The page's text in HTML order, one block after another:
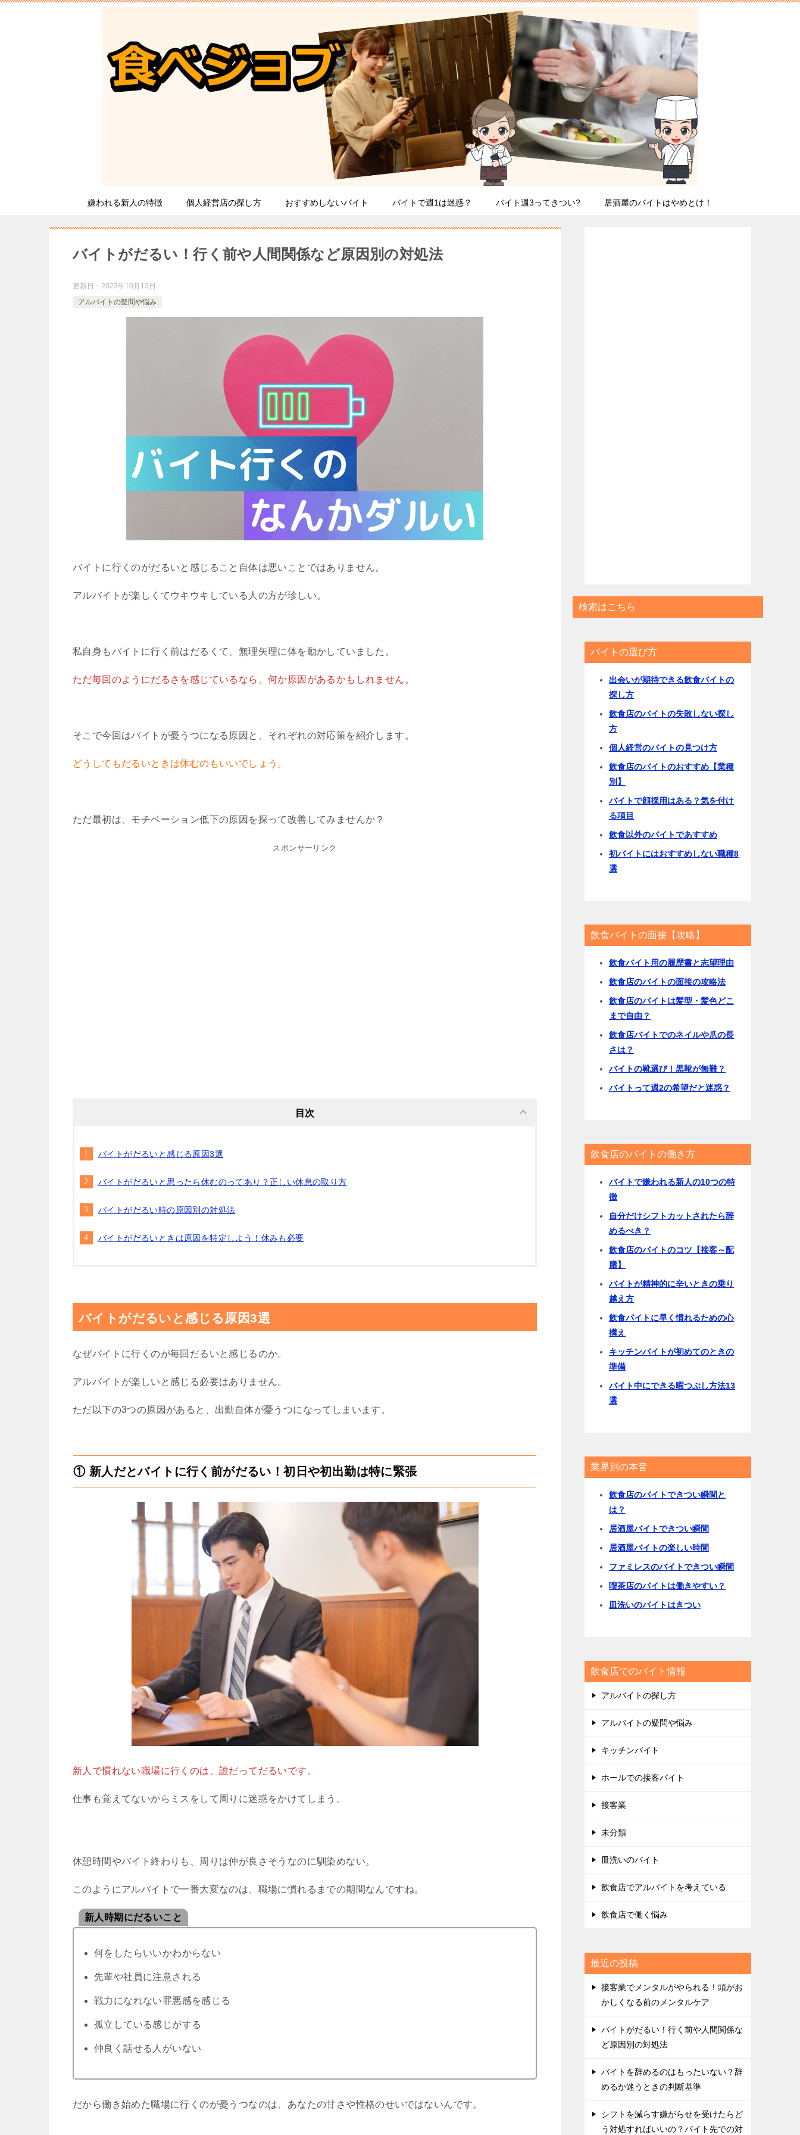
嫌われる新人の特徴 個人経営店の探し方 おすすめしないバイト バイトで週1は迷惑？ バイト週3ってきつい? 居酒屋のバイトはやめとけ！
バイトがだるい！行く前や人間関係など原因別の対処法
更新日： 2023年10月13日
アルバイトの疑問や悩み
バイトに行くのがだるいと感じること自体は悪いことではありません。
アルバイトが楽しくてウキウキしている人の方が珍しい。
私自身もバイトに行く前はだるくて、無理矢理に体を動かしていました。
ただ毎回のようにだるさを感じているなら、何か原因があるかもしれません。
そこで今回はバイトが憂うつになる原因と、それぞれの対応策を紹介します。
どうしてもだるいときは休むのもいいでしょう。
ただ最初は、モチベーション低下の原因を探って改善してみませんか？
スポンサーリンク
目次
バイトがだるいと感じる原因3選
バイトがだるいと思ったら休むのってあり？正しい休息の取り方
バイトがだるい時の原因別の対処法
バイトがだるいときは原因を特定しよう！休みも必要
バイトがだるいと感じる原因3選
なぜバイトに行くのが毎回だるいと感じるのか。
アルバイトが楽しいと感じる必要はありません。
ただ以下の3つの原因があると、出勤自体が憂うつになってしまいます。
① 新人だとバイトに行く前がだるい！初日や初出勤は特に緊張
新人で慣れない職場に行くのは、誰だってだるいです。
仕事も覚えてないからミスをして周りに迷惑をかけてしまう。
休憩時間やバイト終わりも、周りは仲が良さそうなのに馴染めない。
このようにアルバイトで一番大変なのは、職場に慣れるまでの期間なんですね。
新人時期にだるいこと
何をしたらいいかわからない
先輩や社員に注意される
戦力になれない罪悪感を感じる
孤立している感じがする
仲良く話せる人がいない
だから働き始めた職場に行くのが憂うつなのは、あなたの甘さや性格のせいではないんです。
検索はこちら
バイトの選び方
出会いが期待できる飲食バイトの
探し方
飲食店のバイトの失敗しない探し
方
個人経営のバイトの見つけ方
飲食店のバイトのおすすめ【業種
別】
バイトで顔採用はある？気を付け
る項目
飲食以外のバイトであすすめ
初バイトにはおすすめしない職種8
選
飲食バイトの面接【攻略】
飲食バイト用の履歴書と志望理由
飲食店のバイトの面接の攻略法
飲食店のバイトは髪型・髪色どこ
まで自由？
飲食店バイトでのネイルや爪の長
さは？
バイトの靴選び！黒靴が無難？
バイトって週2の希望だと迷惑？
飲食店のバイトの働き方
バイトで嫌われる新人の10つの特
徴
自分だけシフトカットされたら辞
めるべき？
飲食店のバイトのコツ【接客～配
膳】
バイトが精神的に辛いときの乗り
越え方
飲食バイトに早く慣れるための心
構え
キッチンバイトが初めてのときの
準備
バイト中にできる暇つぶし方法13
選
業界別の本音
飲食店のバイトできつい瞬間と
は？
居酒屋バイトできつい瞬間
居酒屋バイトの楽しい時間
ファミレスのバイトできつい瞬間
喫茶店のバイトは働きやすい？
皿洗いのバイトはきつい
飲食店でのバイト情報
アルバイトの探し方
アルバイトの疑問や悩み
キッチンバイト
ホールでの接客バイト
接客業
未分類
皿洗いのバイト
飲食店でアルバイトを考えている
飲食店で働く悩み
最近の投稿
接客業でメンタルがやられる！頭がお
かしくなる前のメンタルケア
バイトがだるい！行く前や人間関係な
ど原因別の対処法
バイトを辞めるのはもったいない？辞
めるか迷うときの判断基準
シフトを減らす嫌がらせを受けたらど
う対処すればいいの？バイト先での対